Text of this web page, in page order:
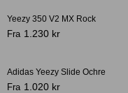
Yeezy 350 V2 MX Rock
Fra 1.230 kr
-29%
Adidas Yeezy Slide Ochre
Fra 1.020 kr